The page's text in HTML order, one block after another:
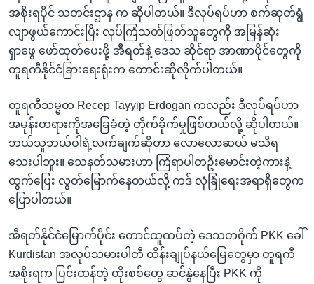
အစိုးရပိုင် သတင်းဌာန က ဆိုပါတယ်။ ဒီလုပ်ရပ်ဟာ စက်ဆုတ်ရွံ
လျာဖွယ်ကောင်းပြီး လုပ်ကြံသတ်ဖြတ်သူတွေကို အမြန်ဆုံး
ရှာဖွေ ဖော်ထုတ်ပေးဖို့ အီရတ်နဲ့ ဒေသ ဆိုင်ရာ အာဏာပိုင်တွေကို
တူရကီနိုင်ငံခြားရေးရုံးက တောင်းဆိုလိုက်ပါတယ်။
တူရကီသမ္မတ Recep Tayyip Erdogan ကလည်း ဒီလုပ်ရပ်ဟာ
အမုန်းတရားကိုအခြေခံတဲ့ တိုက်ခိုက်မှုဖြစ်တယ်လို့ ဆိုပါတယ်။
ဘယ်သူဘယ်ဝါရဲ့လက်ချက်ဆိုတာ လောလောဆယ် မသိရ
သေးပါဘူး။ သေနတ်သမားဟာ ကြံရာပါတဦးမောင်းတဲ့ကားနဲ့
ထွက်ပြေး လွတ်မြောက်နေတယ်လို့ ကဒ် လုံခြုံရေးအရာရှိတွေက
ပြောပါတယ်။
အီရတ်နိုင်ငံမြောက်ပိုင်း တောင်ထူထပ်တဲ့ ဒေသတဝိုက် PKK ခေါ်
Kurdistan အလုပ်သမားပါတီ ထိန်းချုပ်နယ်မြေတွေမှာ တူရကီ
အစိုးရက ပြင်းထန်တဲ့ ထိုးစစ်တွေ ဆင်နွဲနေပြီး PKK ကို